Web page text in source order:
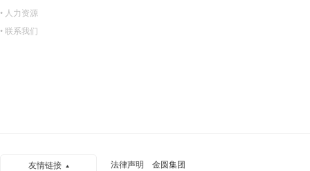
• 人力资源
• 联系我们
友情链接 法律声明 金圆集团